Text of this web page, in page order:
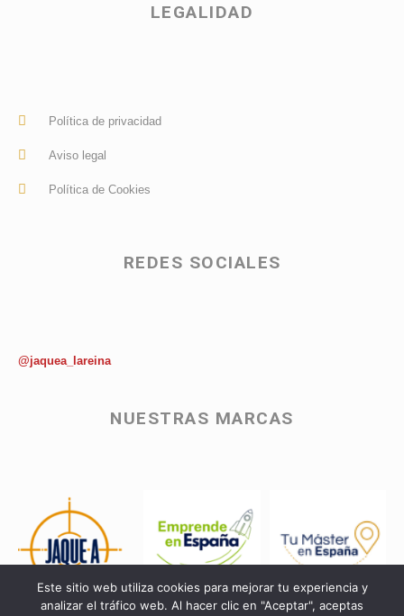
LEGALIDAD
Política de privacidad
Aviso legal
Política de Cookies
REDES SOCIALES
@jaquea_lareina
NUESTRAS MARCAS
Este sitio web utiliza cookies para mejorar tu experiencia y
analizar el tráfico web. Al hacer clic en "Aceptar", aceptas